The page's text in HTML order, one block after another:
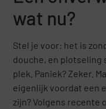
wat nu?
Stel je voor: het is
douche, en
plek. Paniek? Zeker.
eigenlijk voordat een
zijn? Volgens recente